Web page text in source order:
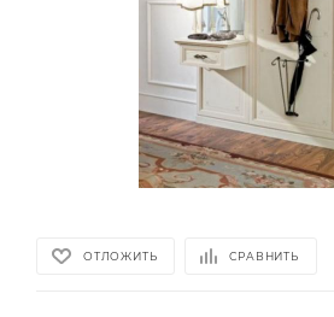
ОТЛОЖИТЬ СРАВНИТЬ